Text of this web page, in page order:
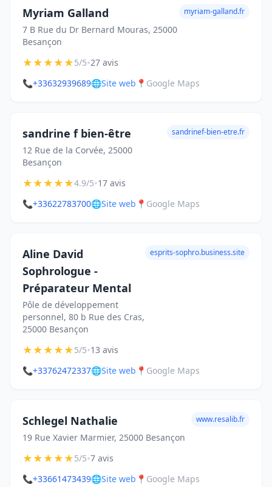
Myriam Galland
7 B Rue du Dr Bernard Mouras, 25000
Besançon
myriam-galland.fr
★★★★★5/5•27 avis
📞+33632939689🌐Site web 📍 Google Maps
sandrine f bien-être
12 Rue de la Corvée, 25000
Besançon
sandrinef-bien-etre.fr
★★★★★4.9/5•17 avis
📞+33622783700🌐Site web 📍 Google Maps
Aline David
Sophrologue -
Préparateur Mental
Pôle de développement
personnel, 80 b Rue des Cras,
25000 Besançon
esprits-sophro.business.site
★★★★★5/5•13 avis
📞+33762472337🌐Site web 📍 Google Maps
Schlegel Nathalie
19 Rue Xavier Marmier, 25000 Besançon
www.resalib.fr
★★★★★5/5•7 avis
📞+33661473439🌐Site web 📍 Google Maps